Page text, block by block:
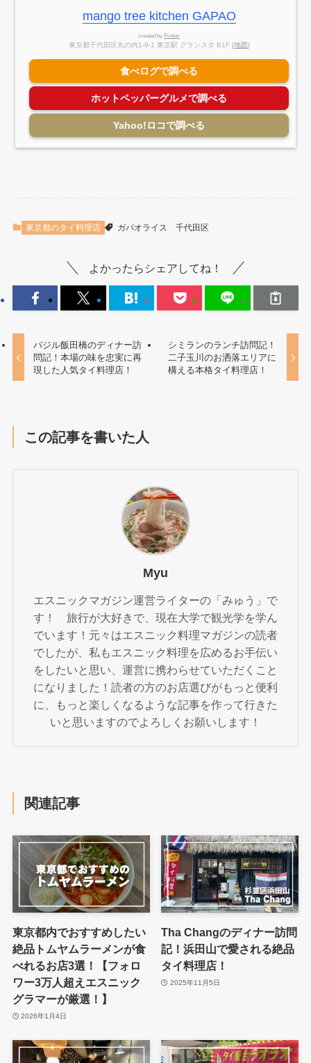
mango tree kitchen GAPAO
created by Rinker
東京都千代田区丸の内1-9-1 東京駅 グランスタ B1F [地図]
食べログで調べる
ホットペッパーグルメで調べる
Yahoo!ロコで調べる
東京都のタイ料理店 ガパオライス 千代田区
よかったらシェアしてね！
バジル飯田橋のディナー訪
問記！本場の味を忠実に再
現した人気タイ料理店！
シミランのランチ訪問記！
二子玉川のお洒落エリアに
構える本格タイ料理店！
この記事を書いた人
Myu
エスニックマガジン運営ライターの「みゅう」で
す！ 旅行が大好きで、現在大学で観光学を学ん
でいます！元々はエスニック料理マガジンの読者
でしたが、私もエスニック料理を広めるお手伝い
をしたいと思い、運営に携わらせていただくこと
になりました！読者の方のお店選びがもっと便利
に、もっと楽しくなるような記事を作って行きた
いと思いますのでよろしくお願いします！
関連記事
東京都内でおすすめしたい
絶品トムヤムラーメンが食
べれるお店3選！【フォロ
ワー3万人超えエスニック
グラマーが厳選！】
2026年1月4日
Tha Changのディナー訪問
記！浜田山で愛される絶品
タイ料理店！
2025年11月5日